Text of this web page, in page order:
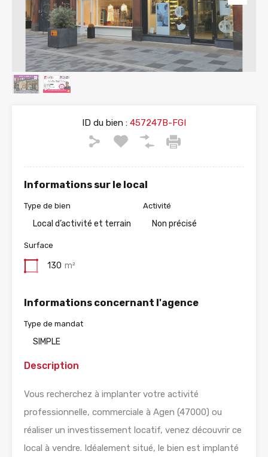
ID du bien : 457247B-FGI
Informations sur le local
Type de bien
Local d’activité et terrain
Activité
Non précisé
Surface
130 m²
Informations concernant l'agence
Type de mandat
SIMPLE
Description
Vous recherchez à implanter votre activité
professionnelle, commerciale à Agen (47000) ou
réaliser un investissement locatif, venez découvrir ce
local à vendre. Idéalement situé, le bien est implanté